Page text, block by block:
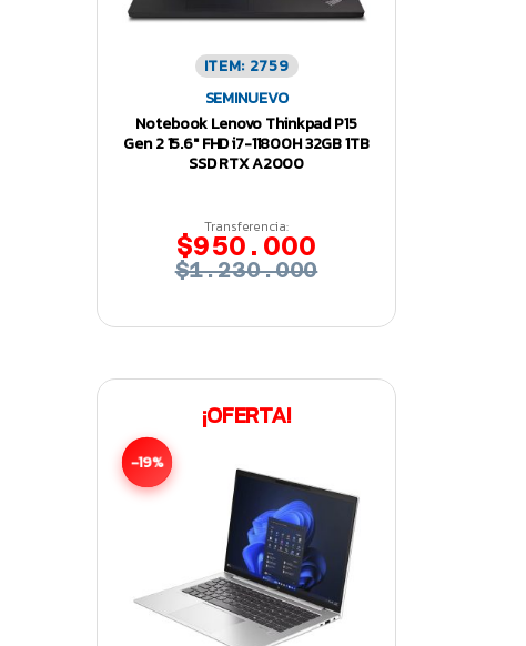
ITEM: 2759
SEMINUEVO
Notebook Lenovo Thinkpad P15
Gen 2 15.6″ FHD i7-11800H 32GB 1TB
SSD RTX A2000
Transferencia:
$950.000
$1.230.000
¡OFERTA!
-19%